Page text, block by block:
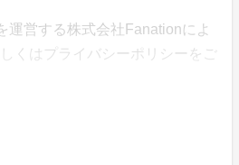
運営する株式会社Fanationによ
くはプライバシーポリシーをご